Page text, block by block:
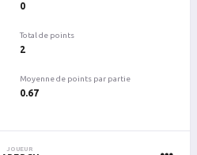
0
Total de points
2
Moyenne de points par partie
0.67
JOUEUR